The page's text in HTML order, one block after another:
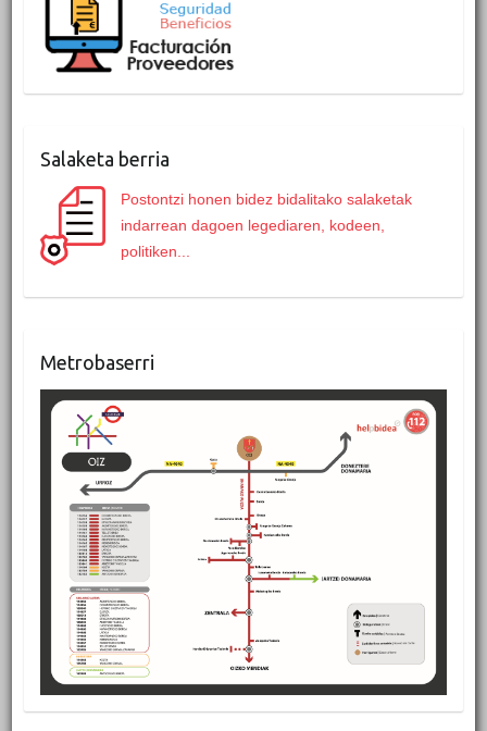
Salaketa berria
Postontzi honen bidez bidalitako salaketak
indarrean dagoen legediaren, kodeen,
politiken...
Metrobaserri